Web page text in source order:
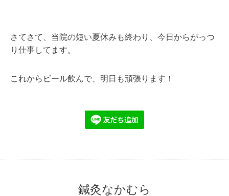
さてさて、当院の短い夏休みも終わり、今日からがっつ
り仕事してます。
これからビール飲んで、明日も頑張ります！
鍼灸なかむら